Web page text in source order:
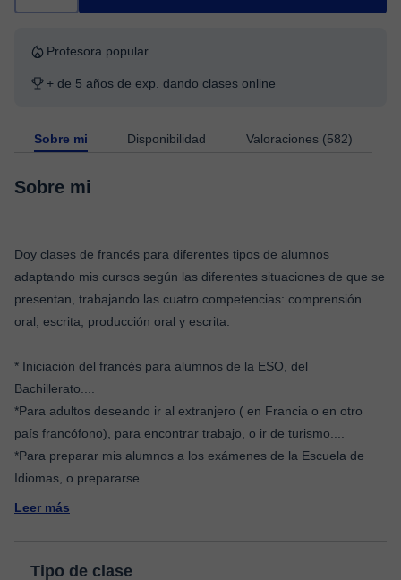
Profesora popular
+ de 5 años de exp. dando clases online
Sobre mi Disponibilidad Valoraciones (582)
Sobre mi
Doy clases de francés para diferentes tipos de alumnos
adaptando mis cursos según las diferentes situaciones de que se
presentan, trabajando las cuatro competencias: comprensión
oral, escrita, producción oral y escrita.
* Iniciación del francés para alumnos de la ESO, del
Bachillerato....
*Para adultos deseando ir al extranjero ( en Francia o en otro
país francófono), para encontrar trabajo, o ir de turismo....
*Para preparar mis alumnos a los exámenes de la Escuela de
Idiomas, o prepararse
Leer más
Tipo de clase